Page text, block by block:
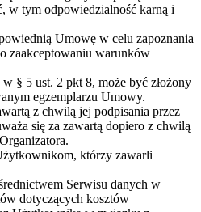
w tym odpowiedzialność karną i
Umowę w celu zapoznania
zaakceptowaniu warunków
§ 5 ust. 2 pkt 8, może być złożony
egzemplarzu Umowy.
z chwilą jej podpisania przez
się za zawartą dopiero z chwilą
którzy zawarli
Serwisu danych w
dotyczących kosztów